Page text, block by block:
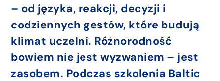
– od języka, reakcji, decyzji i
codziennych gestów, które budują
klimat uczelni. Różnorodność
bowiem nie jest wyzwaniem – jest
zasobem. Podczas szkolenia Baltic